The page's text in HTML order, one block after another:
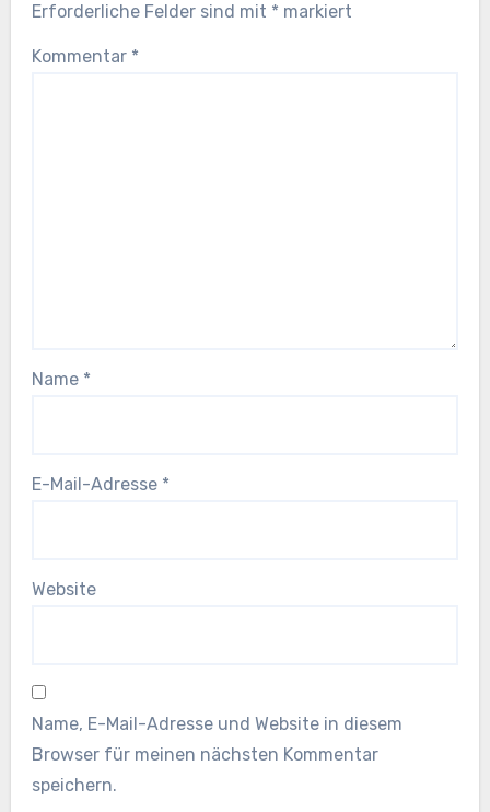
Erforderliche Felder sind mit * markiert
Kommentar *
Name *
E-Mail-Adresse *
Website
Name, E-Mail-Adresse und Website in diesem
Browser für meinen nächsten Kommentar
speichern.